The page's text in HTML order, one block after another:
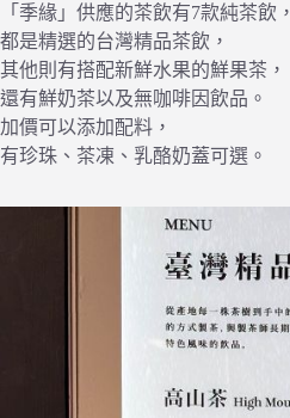
「季緣」供應的茶飲有7款純茶飲，
都是精選的台灣精品茶飲，
其他則有搭配新鮮水果的鮮果茶，
還有鮮奶茶以及無咖啡因飲品。
加價可以添加配料，
有珍珠、茶凍、乳酪奶蓋可選。